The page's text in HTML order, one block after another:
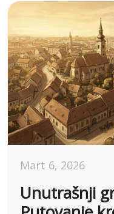
Mart 6, 2026
Unutrašnji